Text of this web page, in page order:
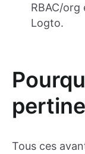
RBAC/org
Logto.
Tous ces